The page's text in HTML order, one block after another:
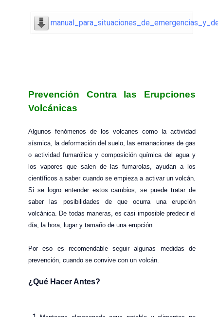
Prevención Contra las Erupciones
Volcánicas
Algunos fenómenos de los volcanes como la actividad
sísmica, la deformación del suelo, las emanaciones de gas
o actividad fumarólica y composición química del agua y
los vapores que salen de las fumarolas, ayudan a los
científicos a saber cuando se empieza a activar un volcán.
Si se logro entender estos cambios, se puede tratar de
saber las posibilidades de que ocurra una erupción
volcánica. De todas maneras, es casi imposible predecir el
día, la hora, lugar y tamaño de una erupción.
Por eso es recomendable seguir algunas medidas de
prevención, cuando se convive con un volcán.
¿Qué Hacer Antes?